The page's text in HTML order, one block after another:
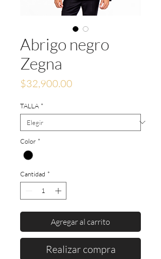
Abrigo negro
Zegna
$32,900.00
TALLA *
Color *
Cantidad *
Agregar al carrito
Realizar compra